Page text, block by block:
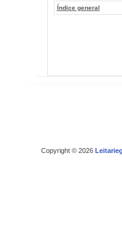
Índice general
Copyright © 2026